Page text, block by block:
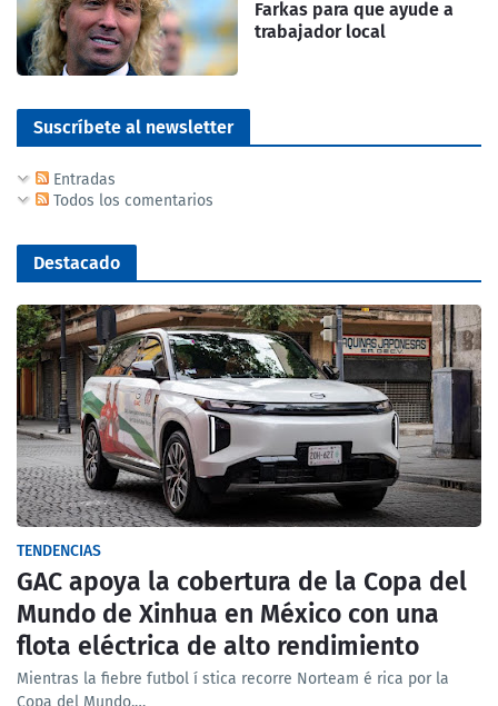
Farkas para que ayude a
trabajador local
Suscríbete al newsletter
Entradas
Todos los comentarios
Destacado
TENDENCIAS
GAC apoya la cobertura de la Copa del
Mundo de Xinhua en México con una
flota eléctrica de alto rendimiento
Mientras la fiebre futbol í stica recorre Norteam é rica por la
Copa del Mundo,…